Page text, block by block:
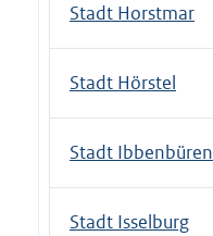
Stadt Horstmar
Stadt Hörstel
Stadt Ibbenbüren
Stadt Isselburg